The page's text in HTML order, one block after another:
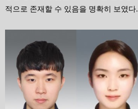
적으로 존재할 수 있음을 명확히 보였다.